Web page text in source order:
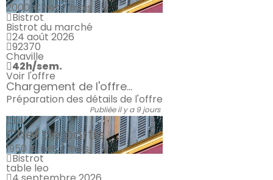
2000 €net / mois
Bistrot
Bistrot du marché
24 août 2026
92370
Chaville
42h/sem.
Voir l'offre
Chargement de l'offre...
Préparation des détails de l'offre
Publiée il y a 9 jours
CDI
Chef de partie
1950 €net / mois
Bistrot
table leo